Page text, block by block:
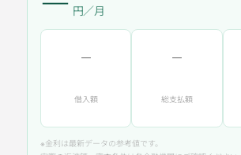
円／月
―
借入額
―
総支払額
※金利は最新データの参考値です。